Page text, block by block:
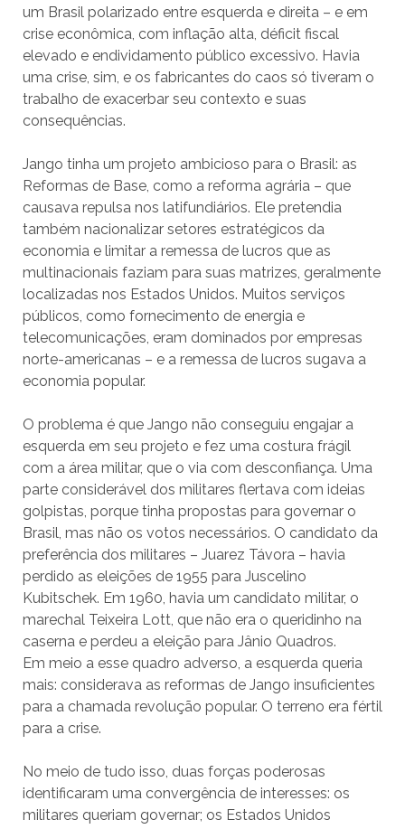
um Brasil polarizado entre esquerda e direita – e em
crise econômica, com inflação alta, déficit fiscal
elevado e endividamento público excessivo. Havia
uma crise, sim, e os fabricantes do caos só tiveram o
trabalho de exacerbar seu contexto e suas
consequências.
Jango tinha um projeto ambicioso para o Brasil: as
Reformas de Base, como a reforma agrária – que
causava repulsa nos latifundiários. Ele pretendia
também nacionalizar setores estratégicos da
economia e limitar a remessa de lucros que as
multinacionais faziam para suas matrizes, geralmente
localizadas nos Estados Unidos. Muitos serviços
públicos, como fornecimento de energia e
telecomunicações, eram dominados por empresas
norte-americanas – e a remessa de lucros sugava a
economia popular.
O problema é que Jango não conseguiu engajar a
esquerda em seu projeto e fez uma costura frágil
com a área militar, que o via com desconfiança. Uma
parte considerável dos militares flertava com ideias
golpistas, porque tinha propostas para governar o
Brasil, mas não os votos necessários. O candidato da
preferência dos militares – Juarez Távora – havia
perdido as eleições de 1955 para Juscelino
Kubitschek. Em 1960, havia um candidato militar, o
marechal Teixeira Lott, que não era o queridinho na
caserna e perdeu a eleição para Jânio Quadros.
Em meio a esse quadro adverso, a esquerda queria
mais: considerava as reformas de Jango insuficientes
para a chamada revolução popular. O terreno era fértil
para a crise.
No meio de tudo isso, duas forças poderosas
identificaram uma convergência de interesses: os
militares queriam governar; os Estados Unidos